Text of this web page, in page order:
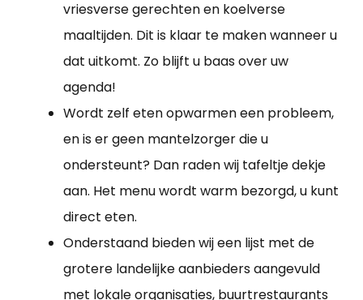
vriesverse gerechten en koelverse
maaltijden. Dit is klaar te maken wanneer u
dat uitkomt. Zo blijft u baas over uw
agenda!
Wordt zelf eten opwarmen een probleem,
en is er geen mantelzorger die u
ondersteunt? Dan raden wij tafeltje dekje
aan. Het menu wordt warm bezorgd, u kunt
direct eten.
Onderstaand bieden wij een lijst met de
grotere landelijke aanbieders aangevuld
met lokale organisaties, buurtrestaurants